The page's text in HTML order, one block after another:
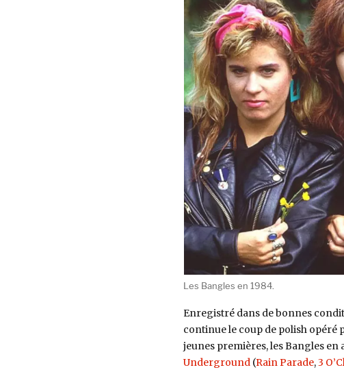
Les Bangles en 1984.
Enregistré dans de bonnes
continue le coup de polish opéré
jeunes premières, les Bangles en
Underground(Rain Parade,3